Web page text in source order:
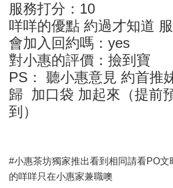
服務打分：10
咩咩的優點 約過才知道
會加入回約嗎：yes
對小惠的評價：撿到寶
PS： 聽小惠意見 約首推
歸 加口袋 加起來（提前
到）
#小惠茶坊獨家推出看到相同請看PO
的咩咩只在小惠家兼職噢